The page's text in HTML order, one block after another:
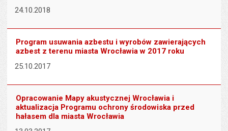
24.10.2018
Program usuwania azbestu i wyrobów zawierających
azbest z terenu miasta Wrocławia w 2017 roku
25.10.2017
Opracowanie Mapy akustycznej Wrocławia i
aktualizacja Programu ochrony środowiska przed
hałasem dla miasta Wrocławia